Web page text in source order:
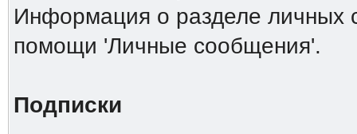
Информация о разделе личных
помощи 'Личные сообщения'.
Подписки